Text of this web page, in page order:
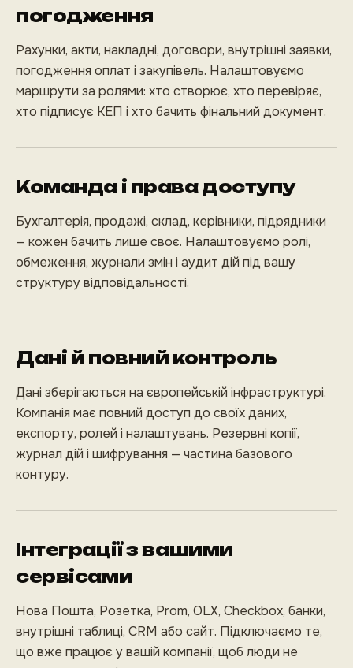
погодження
Рахунки, акти, накладні, договори, внутрішні заявки,
погодження оплат і закупівель. Налаштовуємо
маршрути за ролями: хто створює, хто перевіряє,
хто підписує КЕП і хто бачить фінальний документ.
Команда і права доступу
Бухгалтерія, продажі, склад, керівники, підрядники
— кожен бачить лише своє. Налаштовуємо ролі,
обмеження, журнали змін і аудит дій під вашу
структуру відповідальності.
Дані й повний контроль
Дані зберігаються на європейській інфраструктурі.
Компанія має повний доступ до своїх даних,
експорту, ролей і налаштувань. Резервні копії,
журнал дій і шифрування — частина базового
контуру.
Інтеграції з вашими
сервісами
Нова Пошта, Розетка, Prom, OLX, Checkbox, банки,
внутрішні таблиці, CRM або сайт. Підключаємо те,
що вже працює у вашій компанії, щоб люди не